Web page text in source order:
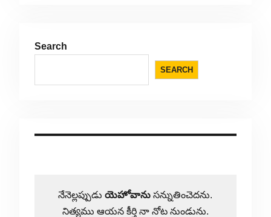
Search
SEARCH
నేనెల్లప్పుడుయెహోవాను సన్నుతించెదను.
నిత్యము ఆయన కీర్తి నా నోట నుండును.